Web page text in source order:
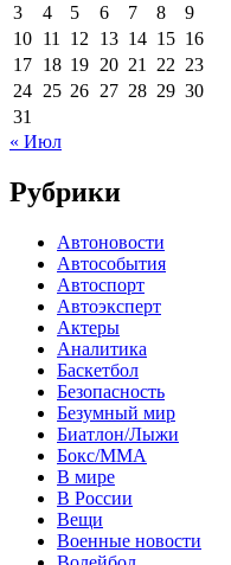
3
4 5 6 7 8
9
10 11 12 13 14 15 16
17 18 19 20 21 22 23
24 25 26 27 28 29 30
31
« Июл
Рубрики
Автоновости
Автособытия
Автоспорт
Автоэксперт
Актеры
Аналитика
Баскетбол
Безопасность
Безумный мир
Биатлон/Лыжи
Бокс/MMA
В мире
В России
Вещи
Военные новости